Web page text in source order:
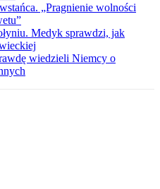
„Pragnienie wolności
Medyk sprawdzi, jak
wiedzieli Niemcy o